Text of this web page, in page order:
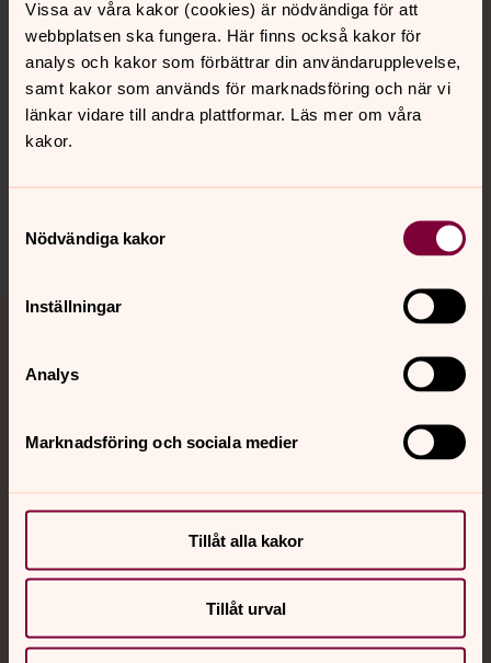
Vissa av våra kakor (cookies) är nödvändiga för att
webbplatsen ska fungera. Här finns också kakor för
analys och kakor som förbättrar din användarupplevelse,
samt kakor som används för marknadsföring och när vi
länkar vidare till andra plattformar. Läs mer om våra
kakor.
Nödvändiga kakor
Inställningar
Analys
Marknadsföring och sociala medier
Tillåt alla kakor
Tillåt urval
Kalender
Hitta snabbt
Akut samtals- och krisstöd. Prata eller chatta anonymt
Chatt
Digitalt brev
Svenska kyrkan